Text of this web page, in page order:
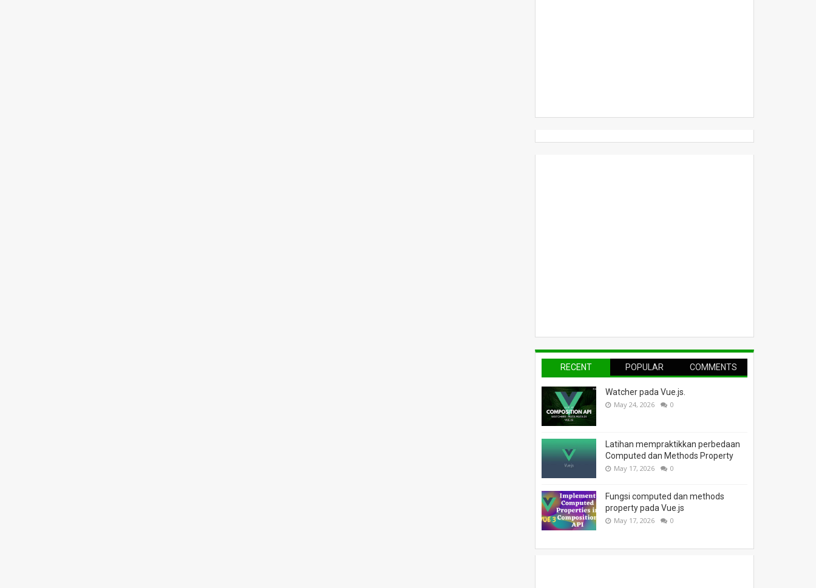
RECENT POPULAR COMMENTS
Watcher pada Vue.js.
May 24, 2026 0
Latihan mempraktikkan perbedaan
Computed dan Methods Property
May 17, 2026 0
Fungsi computed dan methods
property pada Vue.js
May 17, 2026 0